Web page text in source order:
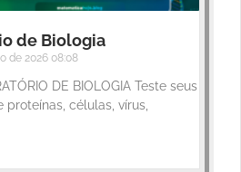
de Biologia
de 2026 08:08
DE BIOLOGIA Teste seus
células, vírus,